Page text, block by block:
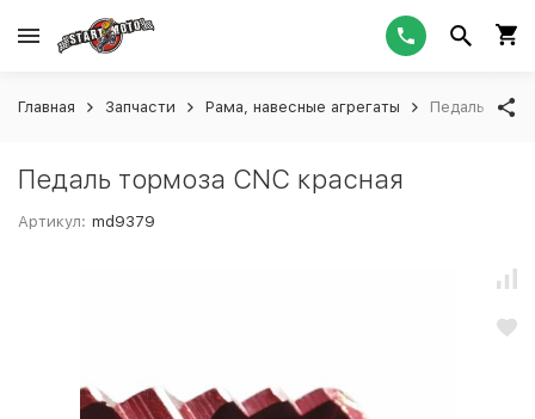
Главная Запчасти Рама, навесные агрегаты Педаль
Педаль тормоза CNC красная
Артикул: md9379